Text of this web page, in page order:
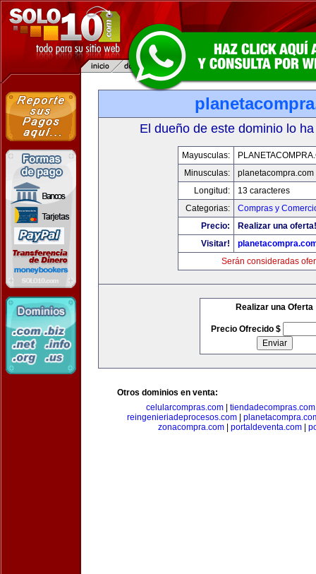
El dueño de este dominio lo
Mayusculas:
Minusculas:
planetacompra.com
Longitud:
13 caracteres
Categorias:
Compras y
Precio:
Realizar una oferta!
Visitar!
Serán consideradas
Realizar una Oferta
Precio Ofrecido $
Otros dominios en venta:
celularcompras.com| tiendadecompras.com
reingenieriadeprocesos.com|
zonacompra.com| portaldeventa.com|